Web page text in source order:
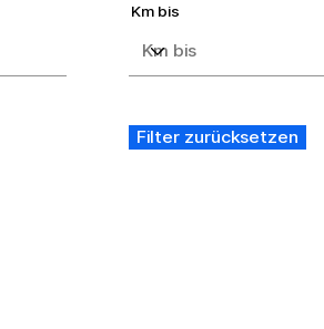
Km bis
Filter zurücksetzen